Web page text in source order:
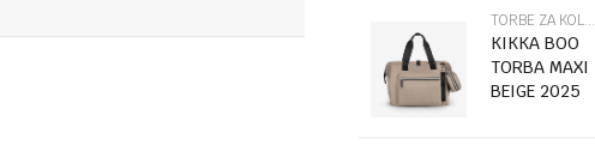
STOKKE
46,40
TORBE ZA KOLICA
KIKKA BOO
TORBA MAXI
BEIGE 2025